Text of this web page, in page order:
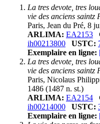
La tres devote, tres
vie des anciens saintz
Paris, Jean du Pré, 8
ARLIMA: EA2153
ih00213800
USTC:
Exemplaire en ligne:
La tres devote, tres
vie des anciens saintz
Paris, Nicolaus
1486 (1487 n. st.)
ARLIMA: EA2154
ih00214000
USTC:
Exemplaire en ligne: